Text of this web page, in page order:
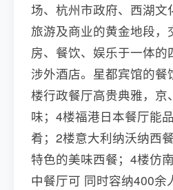
场、杭州市政府、西湖文
旅游及商业的黄金地段，
房、餐饮、娱乐于一体的
涉外酒店。星都宾馆的餐
楼行政餐厅高贵典雅，京
味；4楼福港日本餐厅能
肴；2楼意大利纳沃纳西
特色的美味西餐；4楼仿
中餐厅可 同时容纳400余